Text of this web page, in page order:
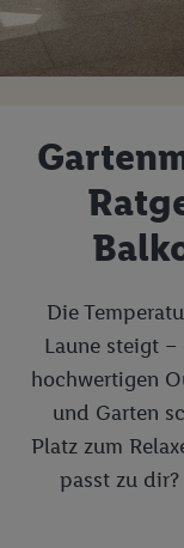
Die
Laune steigt
hochwertigen
und Garten
Platz zum
passt zu